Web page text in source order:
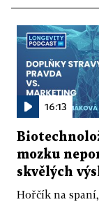
16:13
mozku
skvělých
Hořčík na